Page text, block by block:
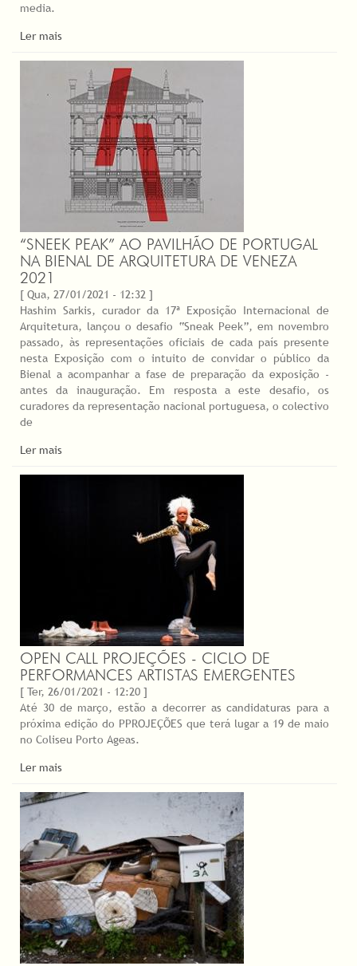
media.
Ler mais
“SNEEK PEAK” AO PAVILHÃO DE PORTUGAL
NA BIENAL DE ARQUITETURA DE VENEZA
2021
[ Qua, 27/01/2021 - 12:32 ]
Hashim Sarkis, curador da 17ª Exposição Internacional de
Arquitetura, lançou o desafio “Sneak Peek”, em novembro
passado, às representações oficiais de cada país presente
nesta Exposição com o intuito de convidar o público da
Bienal a acompanhar a fase de preparação da exposição -
antes da inauguração. Em resposta a este desafio, os
curadores da representação nacional portuguesa, o colectivo
de
Ler mais
OPEN CALL PROJEÇÕES - CICLO DE
PERFORMANCES ARTISTAS EMERGENTES
[ Ter, 26/01/2021 - 12:20 ]
Até 30 de março, estão a decorrer as candidaturas para a
próxima edição do PPROJEÇÕES que terá lugar a 19 de maio
no Coliseu Porto Ageas.
Ler mais